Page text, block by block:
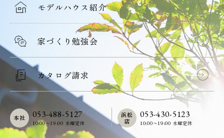
モデルハウス紹介
家づくり勉強会
カタログ請求
053-488-5127
10:00〜19:00 水曜定休
本社 053-430-5123
10:00〜19:00 水曜定休
浜松
店